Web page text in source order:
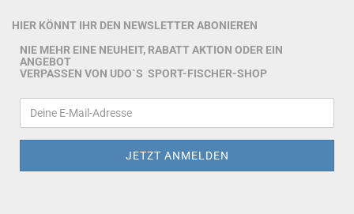
HIER KÖNNT IHR DEN NEWSLETTER ABONIEREN
NIE MEHR EINE NEUHEIT, RABATT AKTION ODER EIN
ANGEBOT
VERPASSEN VON UDO`S SPORT-FISCHER-SHOP